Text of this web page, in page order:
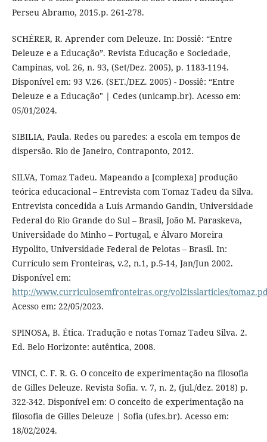
Perseu Abramo, 2015.p. 261-278.
SCHÉRER, R. Aprender com Deleuze. In: Dossiê: “Entre
Deleuze e a Educação”. Revista Educação e Sociedade,
Campinas, vol. 26, n. 93, (Set/Dez. 2005), p. 1183-1194.
Disponível em: 93 V.26. (SET./DEZ. 2005) - Dossiê: “Entre
Deleuze e a Educação" | Cedes (unicamp.br). Acesso em:
05/01/2024.
SIBILIA, Paula. Redes ou paredes: a escola em tempos de
dispersão. Rio de Janeiro, Contraponto, 2012.
SILVA, Tomaz Tadeu. Mapeando a [complexa] produção
teórica educacional – Entrevista com Tomaz Tadeu da Silva.
Entrevista concedida a Luís Armando Gandin, Universidade
Federal do Rio Grande do Sul – Brasil, João M. Paraskeva,
Universidade do Minho – Portugal, e Álvaro Moreira
Hypolito, Universidade Federal de Pelotas – Brasil. In:
Currículo sem Fronteiras, v.2, n.1, p.5-14, Jan/Jun 2002.
Disponível em:
http://www.curriculosemfronteiras.org/vol2isslarticles/
Acesso em: 22/05/2023.
SPINOSA, B. Ética. Tradução e notas Tomaz Tadeu Silva. 2.
Ed. Belo Horizonte: autêntica, 2008.
VINCI, C. F. R. G. O conceito de experimentação na filosofia
de Gilles Deleuze. Revista Sofia. v. 7, n. 2, (jul./dez. 2018) p.
322-342. Disponível em: O conceito de experimentação na
filosofia de Gilles Deleuze | Sofia (ufes.br). Acesso em:
18/02/2024.